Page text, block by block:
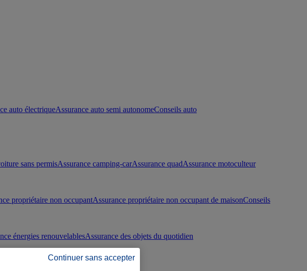
auto électriqueAssurance auto semi autonomeConseils auto
sans permisAssurance camping-carAssurance quadAssurance motoculteur
propriétaire non occupantAssurance propriétaire non occupant de maisonConseils
énergies renouvelablesAssurance des objets du quotidien
Continuer sans accepter